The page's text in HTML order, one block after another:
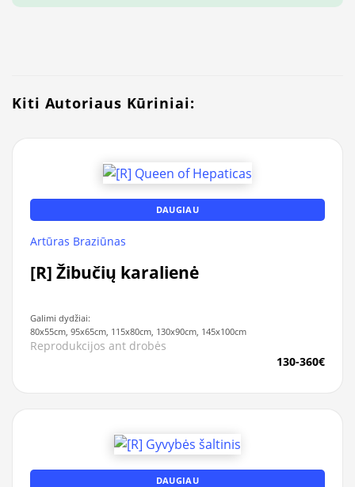
Kiti Autoriaus Kūriniai:
DAUGIAU
Artūras Braziūnas
[R] Žibučių karalienė
Galimi dydžiai:
80x55cm, 95x65cm, 115x80cm, 130x90cm, 145x100cm
Reprodukcijos ant drobės
130-360€
DAUGIAU